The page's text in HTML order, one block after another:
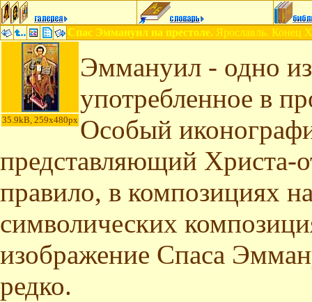
Спас Эммануил на престоле. Ярославль. Конец
35.9kB, 259x480px
Эммануил - одно
употребленное в
Особый
представляющий Христа-
правило, в композициях
символических
изображение Спаса
редко.